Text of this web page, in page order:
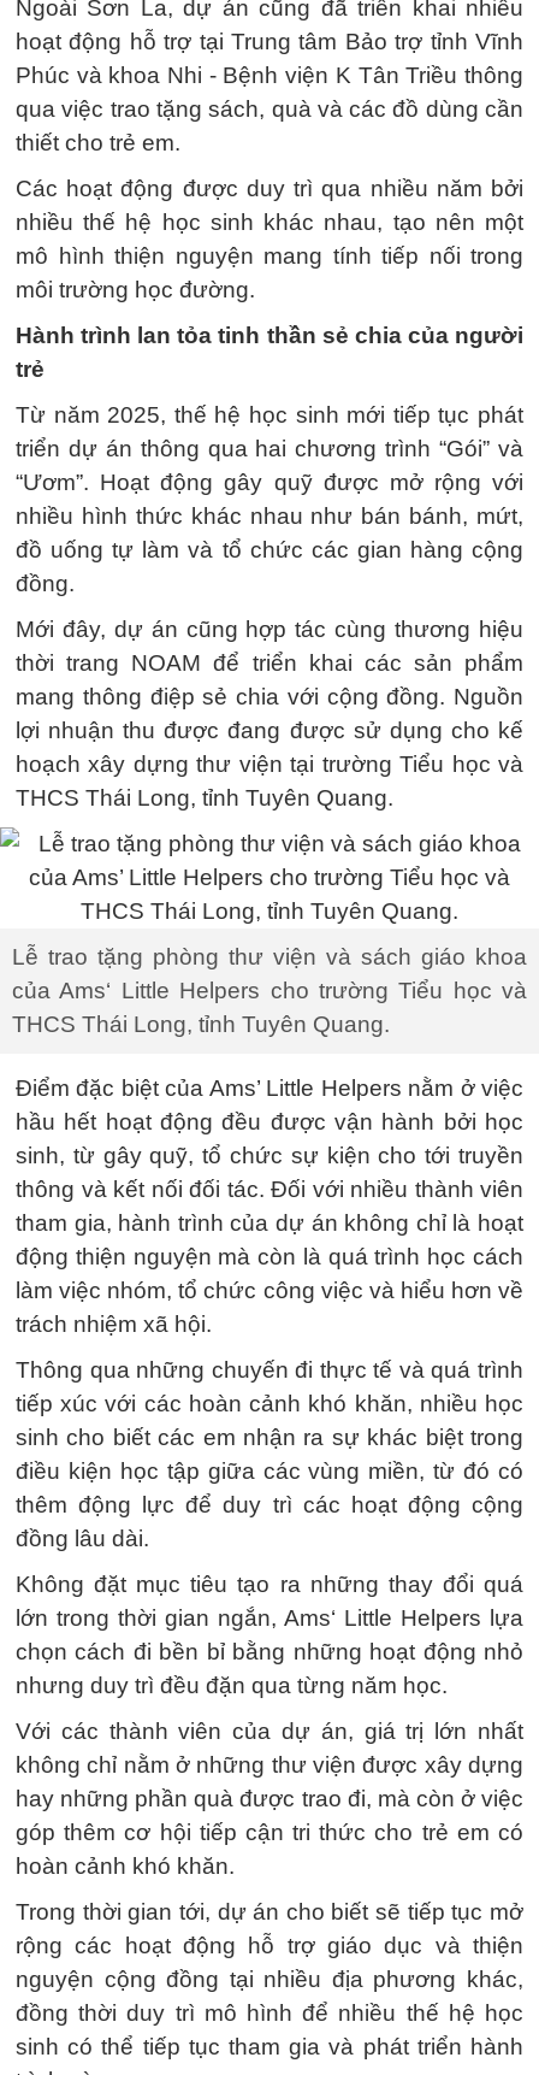
Ngoài Sơn La, dự án cũng đã triển khai nhiều
hoạt động hỗ trợ tại Trung tâm Bảo trợ tỉnh Vĩnh
Phúc và khoa Nhi - Bệnh viện K Tân Triều thông
qua việc trao tặng sách, quà và các đồ dùng cần
thiết cho trẻ em.
Các hoạt động được duy trì qua nhiều năm bởi
nhiều thế hệ học sinh khác nhau, tạo nên một
mô hình thiện nguyện mang tính tiếp nối trong
môi trường học đường.
Hành trình lan tỏa tinh thần sẻ chia của người
trẻ
Từ năm 2025, thế hệ học sinh mới tiếp tục phát
triển dự án thông qua hai chương trình “Gói” và
“Ươm”. Hoạt động gây quỹ được mở rộng với
nhiều hình thức khác nhau như bán bánh, mứt,
đồ uống tự làm và tổ chức các gian hàng cộng
đồng.
Mới đây, dự án cũng hợp tác cùng thương hiệu
thời trang NOAM để triển khai các sản phẩm
mang thông điệp sẻ chia với cộng đồng. Nguồn
lợi nhuận thu được đang được sử dụng cho kế
hoạch xây dựng thư viện tại trường Tiểu học và
THCS Thái Long, tỉnh Tuyên Quang.
Lễ trao tặng phòng thư viện và sách giáo khoa
của Ams‘ Little Helpers cho trường Tiểu học và
THCS Thái Long, tỉnh Tuyên Quang.
Điểm đặc biệt của Ams’ Little Helpers nằm ở việc
hầu hết hoạt động đều được vận hành bởi học
sinh, từ gây quỹ, tổ chức sự kiện cho tới truyền
thông và kết nối đối tác. Đối với nhiều thành viên
tham gia, hành trình của dự án không chỉ là hoạt
động thiện nguyện mà còn là quá trình học cách
làm việc nhóm, tổ chức công việc và hiểu hơn về
trách nhiệm xã hội.
Thông qua những chuyến đi thực tế và quá trình
tiếp xúc với các hoàn cảnh khó khăn, nhiều học
sinh cho biết các em nhận ra sự khác biệt trong
điều kiện học tập giữa các vùng miền, từ đó có
thêm động lực để duy trì các hoạt động cộng
đồng lâu dài.
Không đặt mục tiêu tạo ra những thay đổi quá
lớn trong thời gian ngắn, Ams‘ Little Helpers lựa
chọn cách đi bền bỉ bằng những hoạt động nhỏ
nhưng duy trì đều đặn qua từng năm học.
Với các thành viên của dự án, giá trị lớn nhất
không chỉ nằm ở những thư viện được xây dựng
hay những phần quà được trao đi, mà còn ở việc
góp thêm cơ hội tiếp cận tri thức cho trẻ em có
hoàn cảnh khó khăn.
Trong thời gian tới, dự án cho biết sẽ tiếp tục mở
rộng các hoạt động hỗ trợ giáo dục và thiện
nguyện cộng đồng tại nhiều địa phương khác,
đồng thời duy trì mô hình để nhiều thế hệ học
sinh có thể tiếp tục tham gia và phát triển hành